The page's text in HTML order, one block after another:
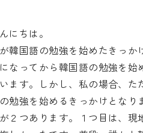
にちは。
韓国語の勉強を始めたきっか
なってから韓国語の勉強を
ます。しかし、私の場合、
勉強を始めるきっかけとなり
２つあります。１つ目は、